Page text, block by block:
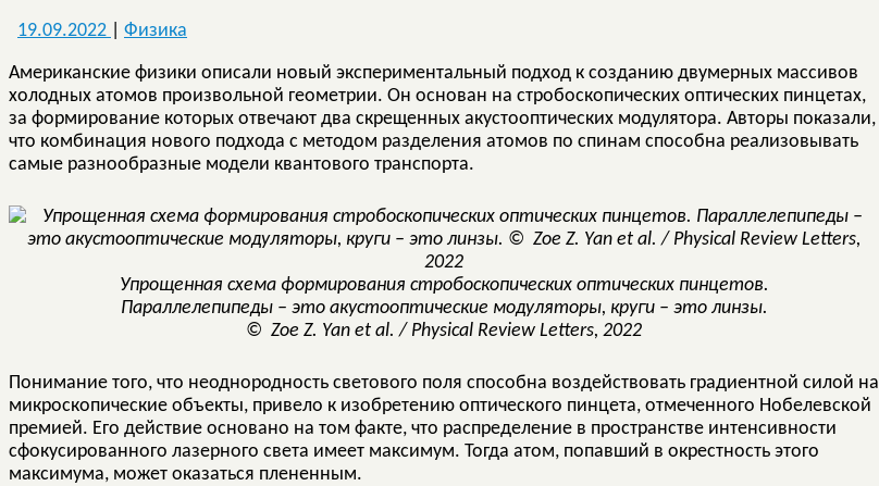
19.09.2022 Физика
Американские физики описали новый экспериментальный подход к созданию двумерных массивов
холодных атомов произвольной геометрии. Он основан на стробоскопических оптических пинцетах,
за формирование которых отвечают два скрещенных акустооптических модулятора. Авторы показали,
что комбинация нового подхода с методом разделения атомов по спинам способна реализовывать
самые разнообразные модели квантового транспорта.
Упрощенная схема формирования стробоскопических оптических пинцетов.
Параллелепипеды – это акустооптические модуляторы, круги – это линзы.
© Zoe Z. Yan et al. / Physical Review Letters, 2022
Понимание того, что неоднородность светового поля способна воздействовать градиентной силой на
микроскопические объекты, привело к изобретению оптического пинцета, отмеченного Нобелевской
премией. Его действие основано на том факте, что распределение в пространстве интенсивности
сфокусированного лазерного света имеет максимум. Тогда атом, попавший в окрестность этого
максимума, может оказаться плененным.